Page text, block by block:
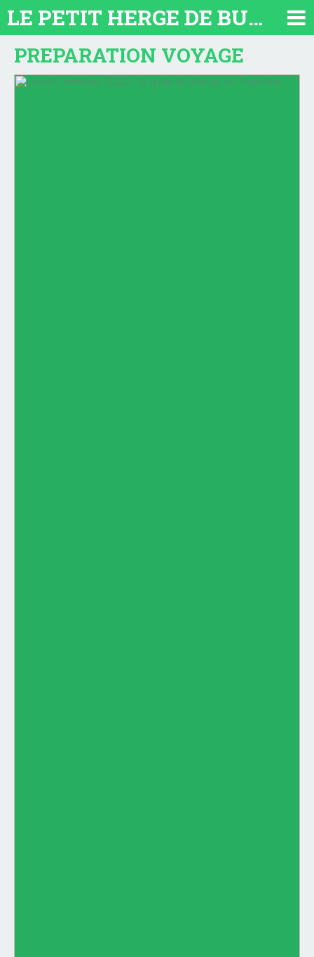
LE PETIT HERGE DE BUENOS AIRES 2026. TOUT SUR L'ARGENTINE
PREPARATION VOYAGE